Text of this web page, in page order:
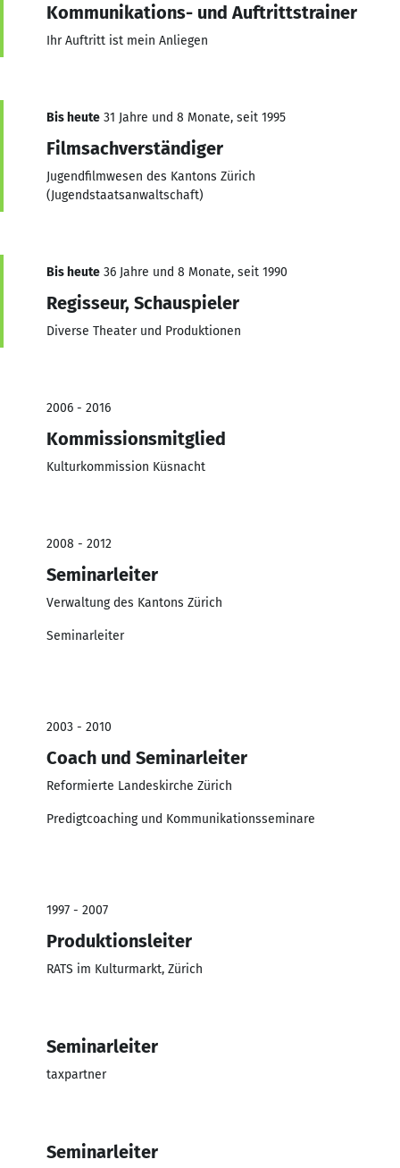
Kommunikations- und Auftrittstrainer
Ihr Auftritt ist mein Anliegen
Bis heute 31 Jahre und 8 Monate, seit 1995
Filmsachverständiger
Jugendfilmwesen des Kantons Zürich
(Jugendstaatsanwaltschaft)
Bis heute 36 Jahre und 8 Monate, seit 1990
Regisseur, Schauspieler
Diverse Theater und Produktionen
2006 - 2016
Kommissionsmitglied
Kulturkommission Küsnacht
2008 - 2012
Seminarleiter
Verwaltung des Kantons Zürich
Seminarleiter
2003 - 2010
Coach und Seminarleiter
Reformierte Landeskirche Zürich
Predigtcoaching und Kommunikationsseminare
1997 - 2007
Produktionsleiter
RATS im Kulturmarkt, Zürich
Seminarleiter
taxpartner
Seminarleiter